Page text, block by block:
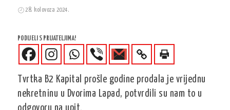
28. kolovoza 2024.
PODIJELI S PRIJATELJIMA!
Tvrtka B2 Kapital prošle godine prodala je vrijednu
nekretninu u Dvorima Lapad, potvrdili su nam to u